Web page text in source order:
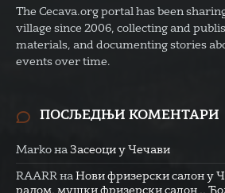
The Cecava.org portal has been
village since 2006, collecting and
materials, and documenting stories
events over time.
ПОСЉЕДЊИ КОМЕНТАРИ
Marko на Засеоци у Чечави
RAARR на Нови фризерски салон у
радом, мушки фризерски салон ,,